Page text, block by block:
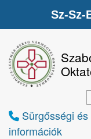
Sürgősségi
információk
Sz-Sz-